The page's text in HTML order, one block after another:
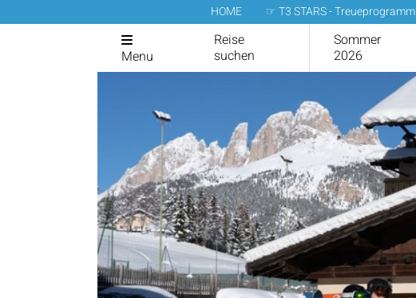
HOME ☞ T3 STARS - Treueprogramm
Menu
Reise
suchen
Sommer
2026